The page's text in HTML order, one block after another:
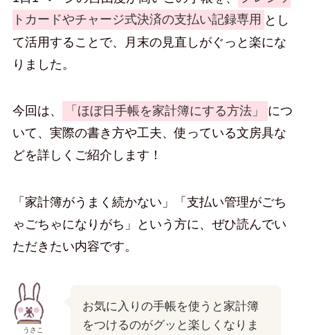
トカードやチャージ式決済の支払い記録専用 とし
て活用することで、月末の見直しがぐっと楽にな
りました。
今回は、 「ほぼ日手帳を家計簿にする方法」
につ
いて、実際の書き方や工夫、使っている文房具な
どを詳しくご紹介します！
「家計簿がうまく続かない」「支払い管理がごち
ゃごちゃになりがち」という方に、ぜひ読んでい
ただきたい内容です。
うさこ
お気に入りの手帳を使うと家計簿
をつけるのがグッと楽しくなりま